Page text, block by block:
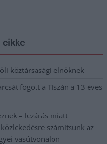
cikke
köztársasági elnöknek
fogott a Tiszán a 13 éves
– lezárás miatt
számítsunk az
vasútvonalon